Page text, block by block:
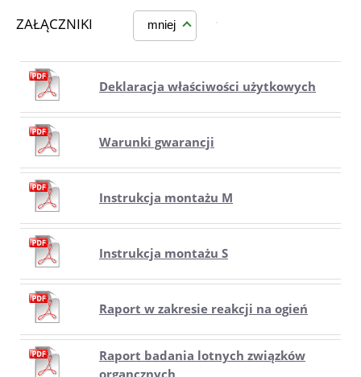
ZAŁĄCZNIKI mniej
Deklaracja właściwości użytkowych
Warunki gwarancji
Instrukcja montażu M
Instrukcja montażu S
Raport w zakresie reakcji na ogień
Raport badania lotnych związków